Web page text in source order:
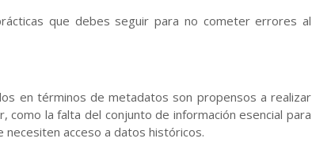
que debes seguir para no cometer errores al
en términos de metadatos son propensos a realizar
la falta del conjunto de información esencial para
acceso a datos históricos.